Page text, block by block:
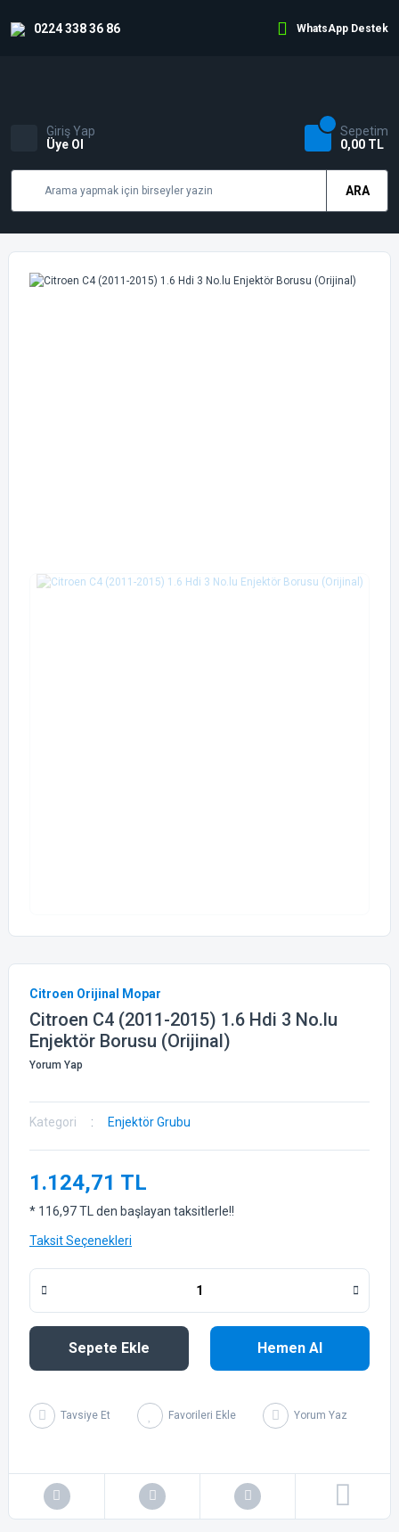
0224 338 36 86 WhatsApp Destek
ARA
Giriş Yap
Üye Ol
Sepetim
0,00 TL
Citroen Orijinal Mopar
Citroen C4 (2011-2015) 1.6 Hdi 3 No.lu
Enjektör Borusu (Orijinal)
Yorum Yap
Kategori Enjektör Grubu
1.124,71 TL
* 116,97 TL den başlayan taksitlerle!!
Taksit Seçenekleri
Sepete Ekle Hemen Al
Tavsiye Et Yorum Yaz